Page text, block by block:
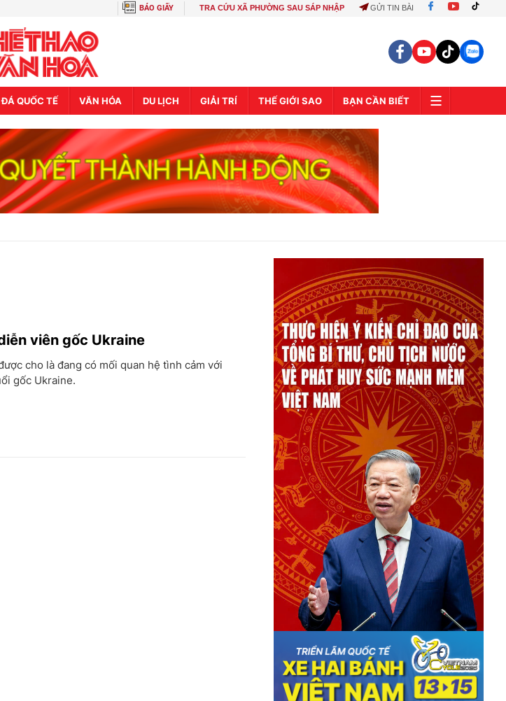
BÁO GIẤY TRA CỨU XÃ PHƯỜNG SAU SÁP NHẬP GỬI TIN BÀI
QUỐC TẾ VĂN HÓA DU LỊCH GIẢI TRÍ THẾ GIỚI SAO BẠN CẦN BIẾT
viên gốc Ukraine
cho là đang có mối quan hệ tình cảm với
gốc Ukraine.